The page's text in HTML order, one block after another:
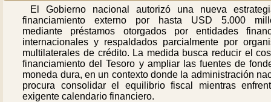
El Gobierno nacional autorizó una nueva
financiamiento externo por hasta USD 5.000
mediante préstamos otorgados por entidades
internacionales y respaldados parcialmente por
multilaterales de crédito. La medida busca reducir el
financiamiento del Tesoro y ampliar las fuentes de
moneda dura, en un contexto donde la administración
procura consolidar el equilibrio fiscal mientras
exigente calendario financiero.